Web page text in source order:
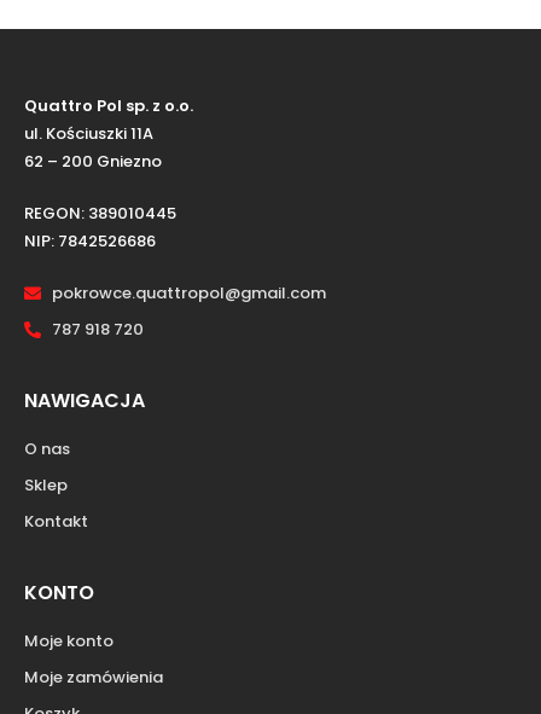
Quattro Pol sp. z o.o.
ul. Kościuszki 11A
62 – 200 Gniezno
REGON: 389010445
NIP: 7842526686
pokrowce.quattropol@gmail.com
787 918 720
NAWIGACJA
O nas
Sklep
Kontakt
KONTO
Moje konto
Moje zamówienia